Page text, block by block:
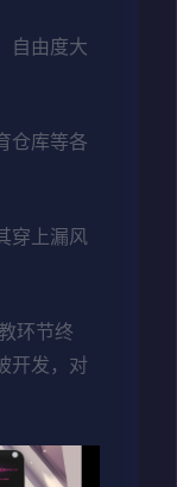
自由度大
仓库等各
穿上漏风
环节终
开发，对